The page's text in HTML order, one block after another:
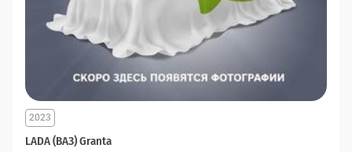
LADA (ВАЗ) Granta
2023